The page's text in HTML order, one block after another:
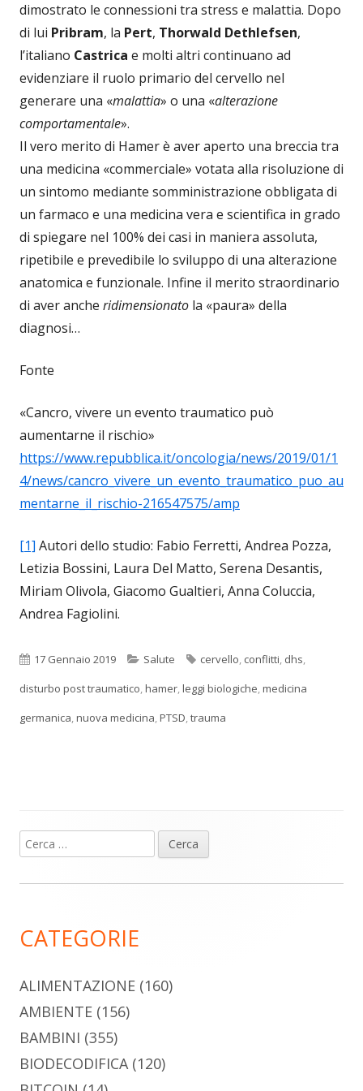
dimostrato le connessioni tra stress e malattia. Dopo
di lui Pribram, la Pert, Thorwald Dethlefsen,
l’italiano Castrica e molti altri continuano ad
evidenziare il ruolo primario del cervello nel
generare una «malattia» o una «alterazione
comportamentale».
Il vero merito di Hamer è aver aperto una breccia tra
una medicina «commerciale» votata alla risoluzione di
un sintomo mediante somministrazione obbligata di
un farmaco e una medicina vera e scientifica in grado
di spiegare nel 100% dei casi in maniera assoluta,
ripetibile e prevedibile lo sviluppo di una alterazione
anatomica e funzionale. Infine il merito straordinario
di aver anche ridimensionato la «paura» della
diagnosi…
Fonte
«Cancro, vivere un evento traumatico può
aumentarne il rischio»
https://www.repubblica.it/oncologia/news/2019/01/1
4/news/cancro_vivere_un_evento_traumatico_puo_au
mentarne_il_rischio-216547575/amp
[1] Autori dello studio: Fabio Ferretti, Andrea Pozza,
Letizia Bossini, Laura Del Matto, Serena Desantis,
Miriam Olivola, Giacomo Gualtieri, Anna Coluccia,
Andrea Fagiolini.
Pubblicato
17 Gennaio 2019 Categorie
Salute Tag
cervello, conflitti, dhs,
disturbo post traumatico,hamer,leggi biologiche,medicina
germanica,nuova medicina,PTSD,trauma
Barra
laterale
Ricerca
per:
CATEGORIE
ALIMENTAZIONE (160)
AMBIENTE (156)
BAMBINI (355)
BIODECODIFICA (120)